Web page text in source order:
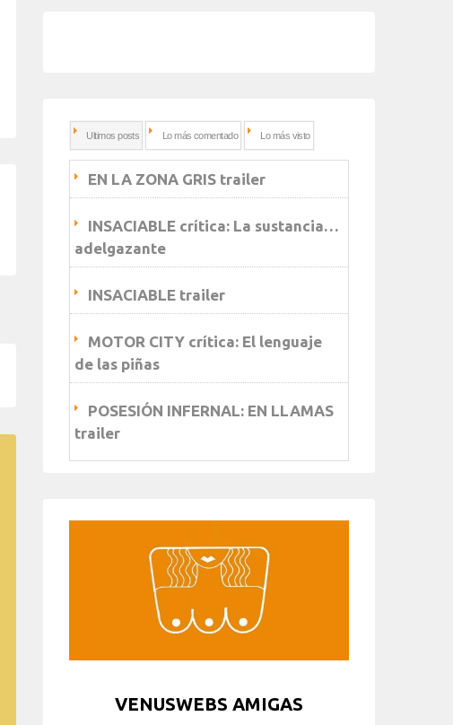
Ultimos posts Lo más comentado Lo más visto
EN LA ZONA GRIS trailer
INSACIABLE crítica: La sustancia…
adelgazante
INSACIABLE trailer
MOTOR CITY crítica: El lenguaje
de las piñas
POSESIÓN INFERNAL: EN LLAMAS
trailer
VENUSWEBS AMIGAS